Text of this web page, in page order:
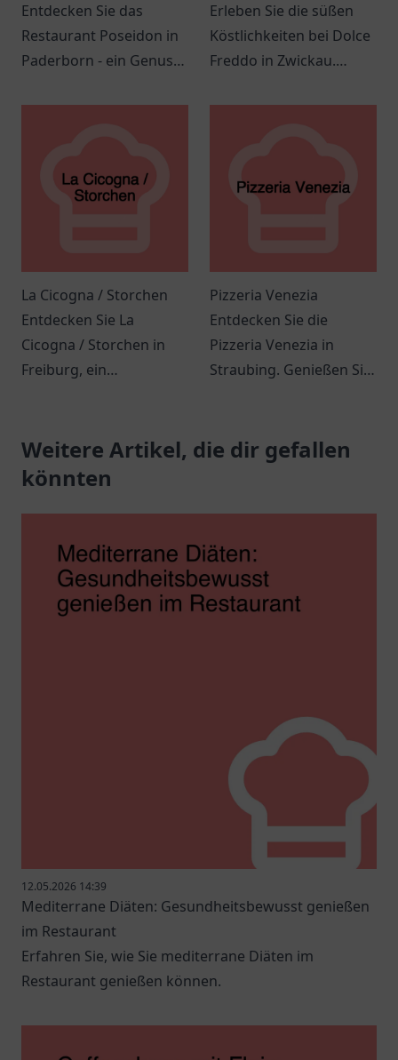
Entdecken Sie das
Restaurant Poseidon in
Paderborn - ein Genuss
mediterrane Küche in
Erleben Sie die süßen
Köstlichkeiten bei Dolce
Freddo in Zwickau.
und köstliche Leckereien
La Cicogna / Storchen
Entdecken Sie La
Cicogna / Storchen in
Freiburg, ein
und herzlichem Service.
Pizzeria Venezia
Entdecken Sie die
Pizzeria Venezia in
Straubing. Genießen Sie
einladenden Ambiente.
Weitere Artikel, die dir gefallen
könnten
12.05.2026 14:39
Mediterrane Diäten: Gesundheitsbewusst genießen
im Restaurant
Erfahren Sie, wie Sie mediterrane Diäten im
Restaurant genießen können.